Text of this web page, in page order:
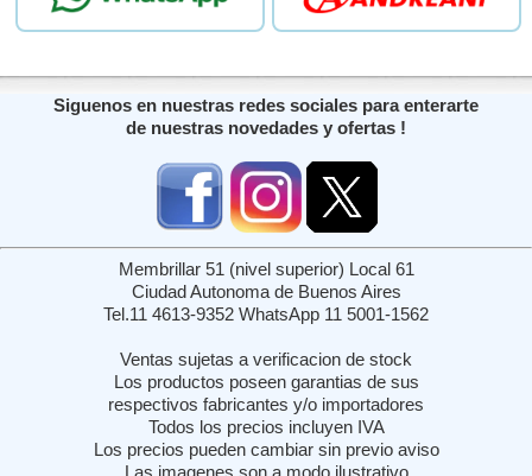
Siguenos en nuestras redes sociales para enterarte
de nuestras novedades y ofertas !
Membrillar 51 (nivel superior) Local 61
Ciudad Autonoma de Buenos Aires
Tel.11 4613-9352 WhatsApp 11 5001-1562
Ventas sujetas a verificacion de stock
Los productos poseen garantias de sus
respectivos fabricantes y/o importadores
Todos los precios incluyen IVA
Los precios pueden cambiar sin previo aviso